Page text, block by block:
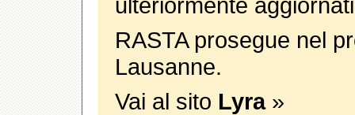
ulteriormente
RASTA prosegue nel
Lausanne.
Vai al sito Lyra»